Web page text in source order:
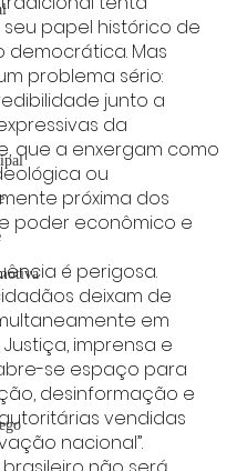
papel histórico de
Mas
problema sério:
junto a
da
que a enxergam como
ou
próxima dos
poder econômico e
é perigosa.
deixam de
em
imprensa e
se espaço para
desinformação e
vendidas
nacional”.